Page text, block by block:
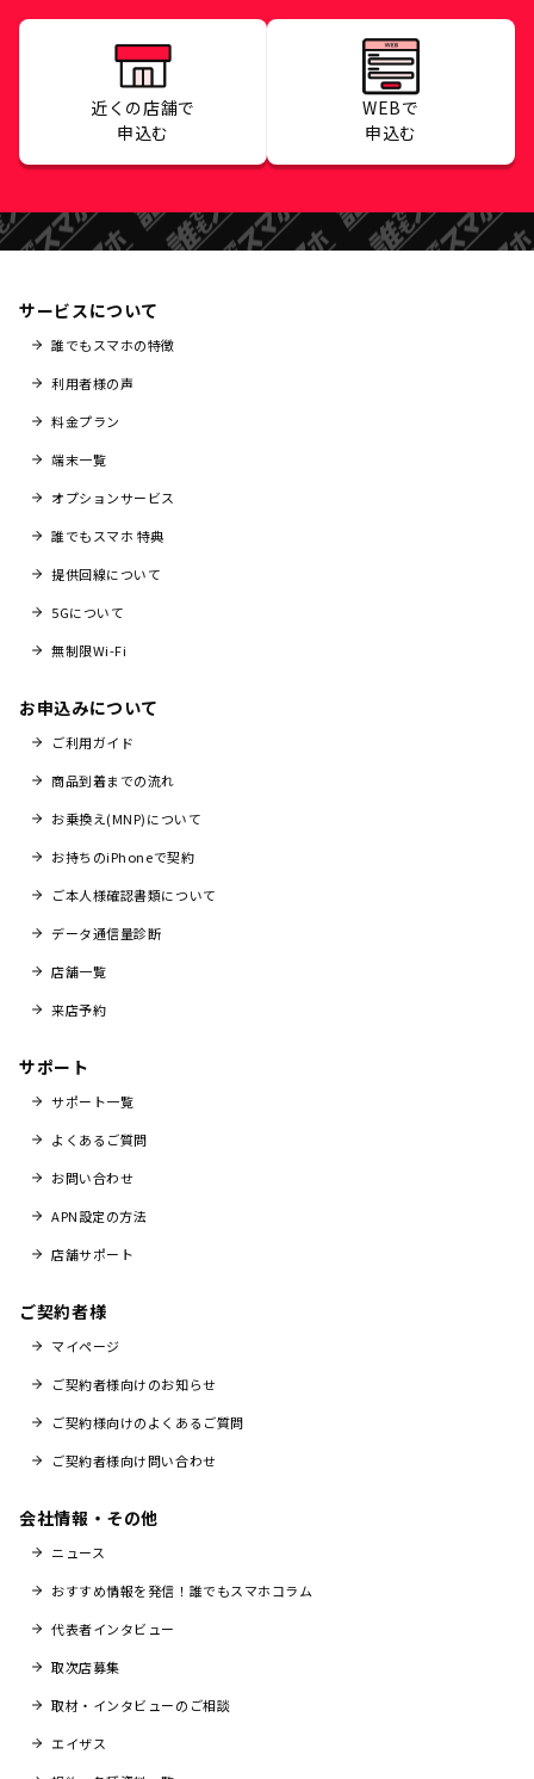
近くの店舗で
申込む
WEBで
申込む
サービスについて
誰でもスマホの特徴
利用者様の声
料金プラン
端末一覧
オプションサービス
誰でもスマホ 特典
提供回線について
5Gについて
無制限Wi-Fi
お申込みについて
ご利用ガイド
商品到着までの流れ
お乗換え(MNP)について
お持ちのiPhoneで契約
ご本人様確認書類について
データ通信量診断
店舗一覧
来店予約
サポート
サポート一覧
よくあるご質問
お問い合わせ
APN設定の方法
店舗サポート
ご契約者様
マイページ
ご契約者様向けのお知らせ
ご契約様向けのよくあるご質問
ご契約者様向け問い合わせ
会社情報・その他
ニュース
おすすめ情報を発信！誰でもスマホコラム
代表者インタビュー
取次店募集
取材・インタビューのご相談
エイザス